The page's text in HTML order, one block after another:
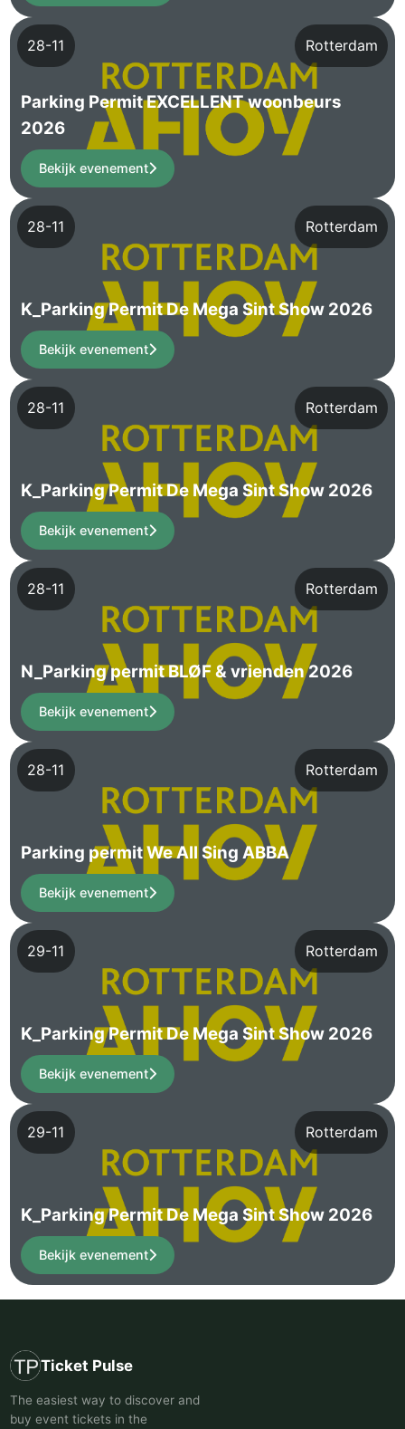
Rotterdam
28-11
Parking Permit EXCELLENT woonbeurs
2026
Bekijk evenement
Rotterdam
28-11
K_Parking Permit De Mega Sint Show 2026
Bekijk evenement
Rotterdam
28-11
K_Parking Permit De Mega Sint Show 2026
Bekijk evenement
Rotterdam
28-11
N_Parking permit BLØF & vrienden 2026
Bekijk evenement
Rotterdam
28-11
Parking permit We All Sing ABBA
Bekijk evenement
Rotterdam
29-11
K_Parking Permit De Mega Sint Show 2026
Bekijk evenement
Rotterdam
29-11
K_Parking Permit De Mega Sint Show 2026
Bekijk evenement
Ticket Pulse
The easiest way to discover and
buy event tickets in the